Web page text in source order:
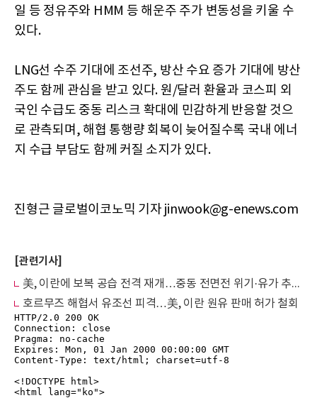
일 등 정유주와 HMM 등 해운주 주가 변동성을 키울 수
있다.
LNG선 수주 기대에 조선주, 방산 수요 증가 기대에 방산
주도 함께 관심을 받고 있다. 원/달러 환율과 코스피 외
국인 수급도 중동 리스크 확대에 민감하게 반응할 것으
로 관측되며, 해협 통행량 회복이 늦어질수록 국내 에너
지 수급 부담도 함께 커질 소지가 있다.
진형근 글로벌이코노믹 기자 jinwook@g-enews.com
[관련기사]
美, 이란에 보복 공습 전격 재개…중동 전면전 위기·유가 추가 폭등 비상
호르무즈 해협서 유조선 피격…美, 이란 원유 판매 허가 철회